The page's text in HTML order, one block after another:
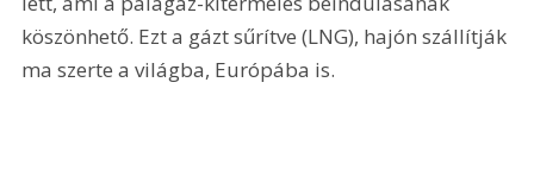
köszönhető. Ezt a gázt sűrítve (LNG), hajón szállítják
ma szerte a világba, Európába is.